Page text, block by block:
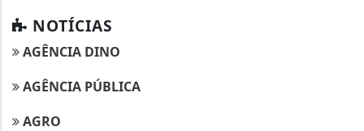
NOTÍCIAS
AGÊNCIA DINO
AGÊNCIA PÚBLICA
AGRO